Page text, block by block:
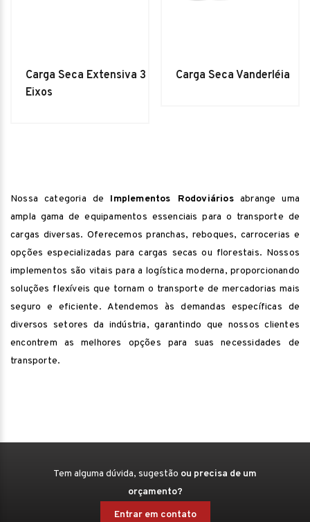
Carga Seca Extensiva 3
Eixos
Carga Seca Vanderléia
Nossa categoria de Implementos Rodoviáriosabrange uma
ampla gama de equipamentos essenciais para o transporte de
cargas diversas. Oferecemos pranchas, reboques, carrocerias e
opções especializadas para cargas secas ou florestais. Nossos
implementos são vitais para a logística moderna, proporcionando
soluções flexíveis que tornam o transporte de mercadorias mais
seguro e eficiente. Atendemos às demandas específicas de
diversos setores da indústria, garantindo que nossos clientes
encontrem as melhores opções para suas necessidades de
transporte.
Tem alguma dúvida, sugestão ou precisa de um
orçamento?
Entrar em contato